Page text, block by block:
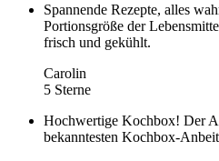
Spannende Rezepte, alles
Portionsgröße der
frisch und gekühlt.
Carolin
5 Sterne
Hochwertige Kochbox! Der
bekanntesten Kochbox-